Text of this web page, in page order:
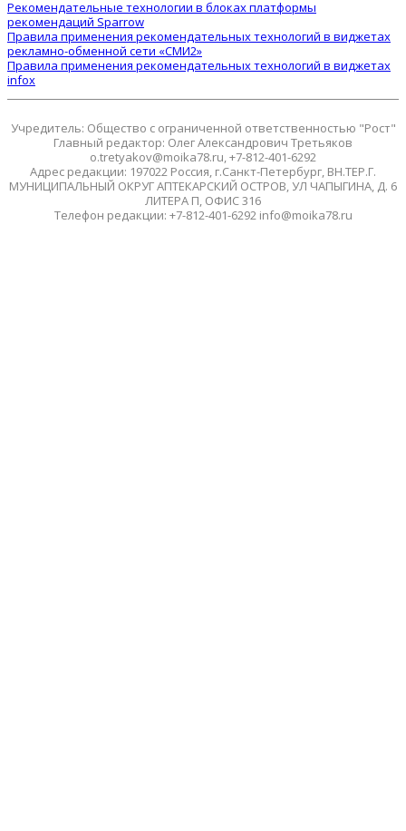
Рекомендательные технологии в блоках платформы
рекомендаций Sparrow
Правила применения рекомендательных технологий в виджетах
рекламно-обменной сети «СМИ2»
Правила применения рекомендательных технологий в виджетах
infox
Учредитель: Общество с ограниченной ответственностью "Рост"
Главный редактор: Олег Александрович Третьяков
o.tretyakov@moika78.ru, +7-812-401-6292
Адрес редакции: 197022 Россия, г.Санкт-Петербург, ВН.ТЕР.Г.
МУНИЦИПАЛЬНЫЙ ОКРУГ АПТЕКАРСКИЙ ОСТРОВ, УЛ ЧАПЫГИНА, Д. 6
ЛИТЕРА П, ОФИС 316
Телефон редакции: +7-812-401-6292 info@moika78.ru